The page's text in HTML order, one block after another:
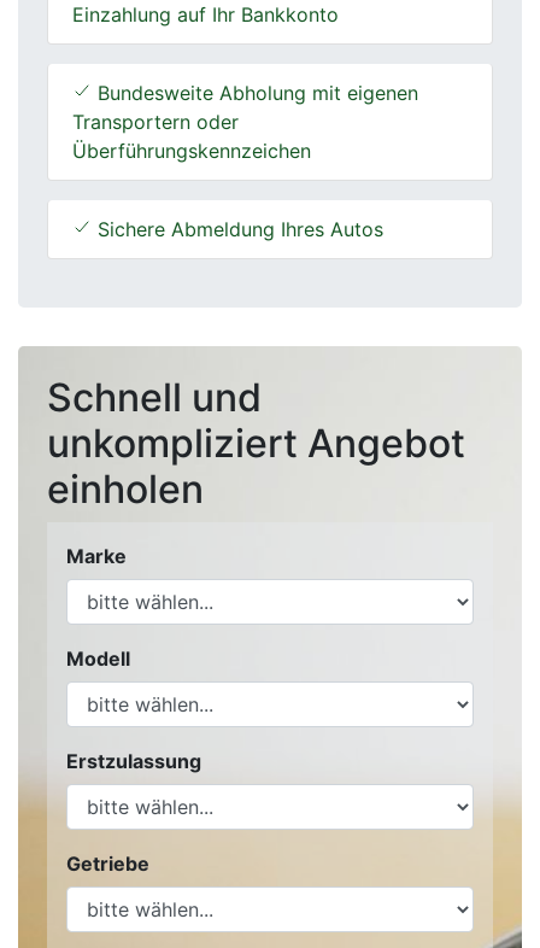
Einzahlung auf Ihr Bankkonto
Bundesweite Abholung mit eigenen
Transportern oder
Überführungskennzeichen
Sichere Abmeldung Ihres Autos
Schnell und
unkompliziert Angebot
einholen
Marke
Modell
Erstzulassung
Getriebe